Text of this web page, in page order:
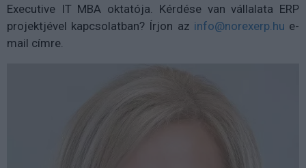
Executive IT MBA oktatója. Kérdése van vállalata ERP
projektjével kapcsolatban? Írjon az info@norexerp.hu e-
mail címre.